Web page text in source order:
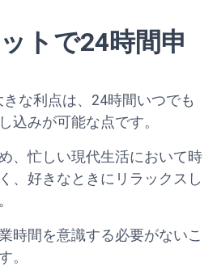
トで24時間申
きな利点は、24時間いつでも
込みが可能な点です。
、忙しい現代生活において時
、好きなときにリラックスし
時間を意識する必要がないこ
。